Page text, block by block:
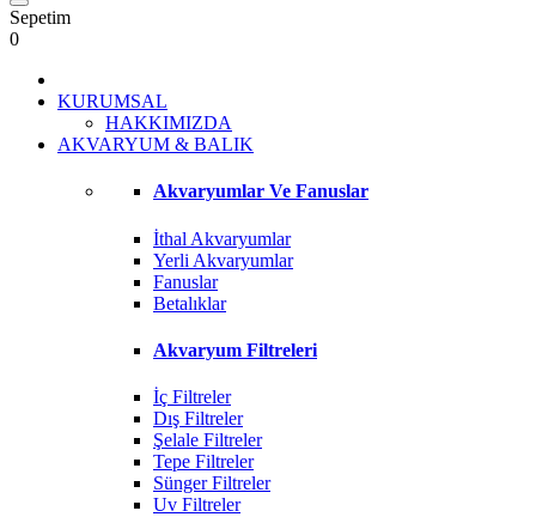
Sepetim
0
KURUMSAL
HAKKIMIZDA
AKVARYUM & BALIK
Akvaryumlar Ve Fanuslar
İthal Akvaryumlar
Yerli Akvaryumlar
Fanuslar
Betalıklar
Akvaryum Filtreleri
İç Filtreler
Dış Filtreler
Şelale Filtreler
Tepe Filtreler
Sünger Filtreler
Uv Filtreler